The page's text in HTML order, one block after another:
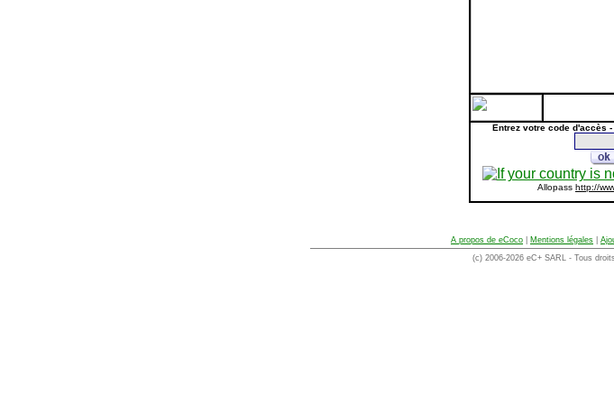
Entrez votre code d'accès
Allopass http://
A propos de eCoco Mentions légales
(c) 2006-2026 eC+ SARL - Tous